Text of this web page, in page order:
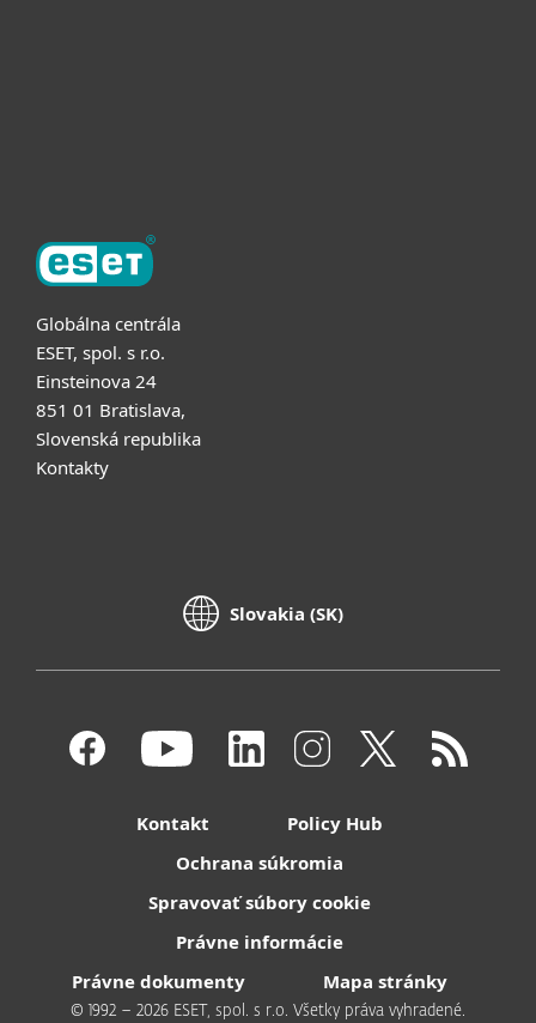
Globálna centrála
ESET, spol. s r.o.
Einsteinova 24
851 01 Bratislava,
Slovenská republika
Kontakty
Slovakia (SK)
Kontakt
Policy Hub
Ochrana súkromia
Spravovať súbory cookie
Právne informácie
Právne dokumenty
Mapa stránky
© 1992 – 2026 ESET, spol. s r.o. Všetky práva vyhradené.